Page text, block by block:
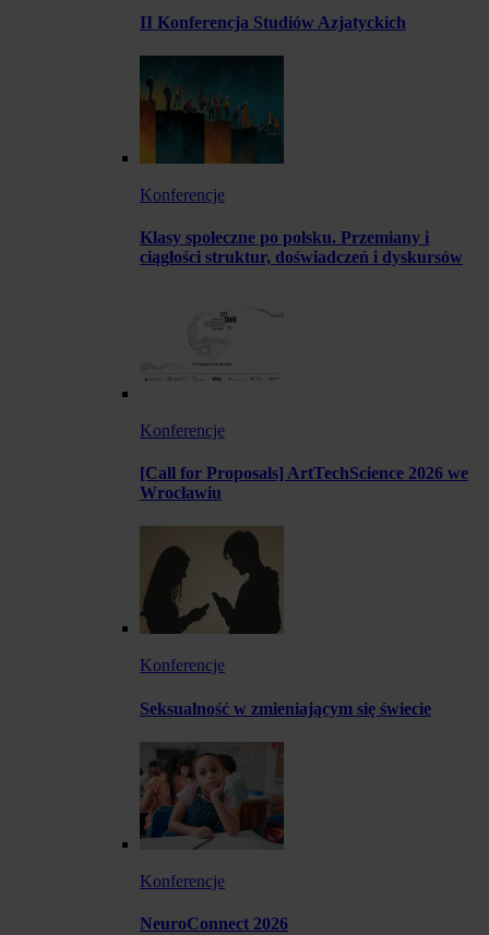
II Konferencja Studiów Azjatyckich
Konferencje
Klasy społeczne po polsku. Przemiany i
ciągłości struktur, doświadczeń i dyskursów
Konferencje
[Call for Proposals] ArtTechScience 2026 we
Wrocławiu
Konferencje
Seksualność w zmieniającym się świecie
Konferencje
NeuroConnect 2026